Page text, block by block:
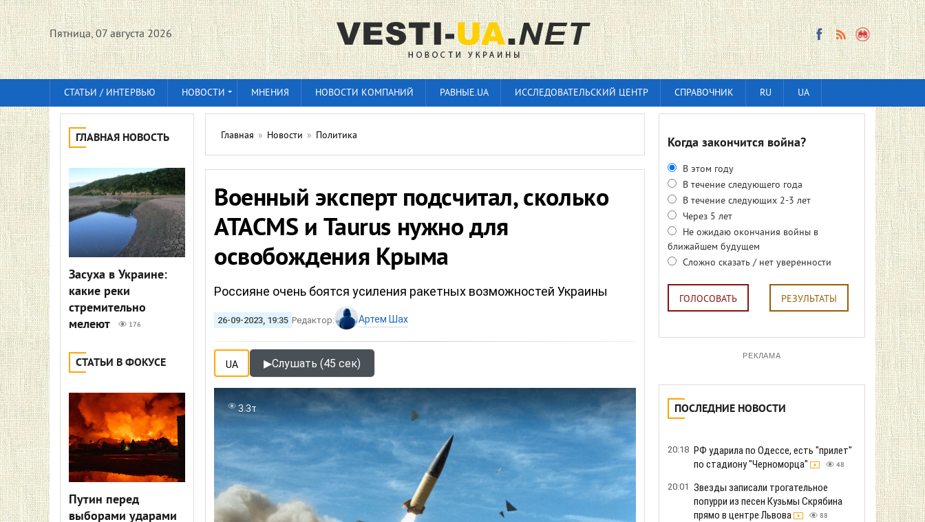
Пятница, 07 августа 2026
СТАТЬИ / ИНТЕРВЬЮ НОВОСТИ МНЕНИЯ НОВОСТИ КОМПАНИЙ РАВНЫЕ.UA ИССЛЕДОВАТЕЛЬСКИЙ ЦЕНТР СПРАВОЧНИК RU UA
ГЛАВНАЯ НОВОСТЬ
Засуха в Украине:
какие реки
стремительно
мелеют
176
СТАТЬИ В ФОКУСЕ
Путин перед
выборами ударами
Главная » Новости » Политика
Военный эксперт подсчитал, сколько
ATACMS и Taurus нужно для
освобождения Крыма
Россияне очень боятся усиления ракетных возможностей Украины
26-09-2023, 19:35 Редактор: Артем Шах
UA ▶Слушать (45 сек)
3.3т
Когда закончится война?
В этом году
В течение следующего года
В течение следующих 2-3 лет
Через 5 лет
Не ожидаю окончания войны в
ближайшем будущем
Сложно сказать / нет уверенности
ГОЛОСОВАТЬ РЕЗУЛЬТАТЫ
РЕКЛАМА
ПОСЛЕДНИЕ НОВОСТИ
20:18 РФ ударила по Одессе, есть "прилет"
по стадиону "Черноморца"
48
20:01 Звезды записали трогательное
попурри из песен Кузьмы Скрябина
прямо в центре Львова
88